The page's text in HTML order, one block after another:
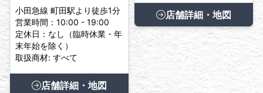
小田急線 町田駅より徒歩1分
営業時間：10:00 - 19:00
定休日：なし（臨時休業・年
末年始を除く）
取扱商材: すべて
店舗詳細・地図
店舗詳細・地図